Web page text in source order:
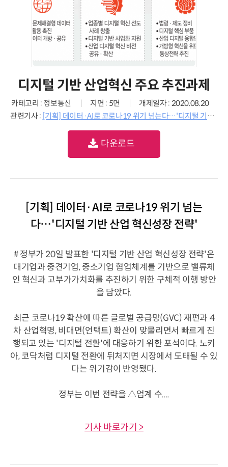
디지털 기반 산업혁신 주요 추진과제
카테고리 : 정보통신 지면 : 5면
개제일자 : 2020.08.20
관련기사 : [기획] 데이터·AI로 코로나19 위기 넘는다…'디지털 기반 산업 혁신성장 전략'
다운로드
[기획] 데이터·AI로 코로나19 위기 넘는
다…'디지털 기반 산업 혁신성장 전략'
# 정부가 20일 발표한 '디지털 기반 산업 혁신성장 전략'은
대기업과 중견기업, 중소기업 협업체계를 기반으로 밸류체
인 혁신과 고부가가치화를 추진하기 위한 구체적 이행 방안
을 담았다.
최근 코로나19 확산에 따른 글로벌 공급망(GVC) 재편과 4
차 산업혁명, 비대면(언택트) 확산이 맞물리면서 빠르게 진
행되고 있는 '디지털 전환'에 대응하기 위한 포석이다. 노키
아, 코닥처럼 디지털 전환에 뒤처지면 시장에서 도태될 수 있
다는 위기감이 반영됐다.
정부는 이번 전략을 △업계 수....
기사 바로가기 >